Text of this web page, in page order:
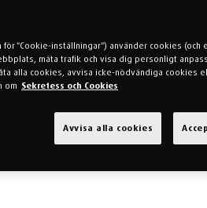
"Cookie-inställningar") använder cookies (och
mäta trafik och visa dig personligt
alla cookies, avvisa icke-nödvändiga cookies
om Sekretess och Cookies
Avvisa alla cookies